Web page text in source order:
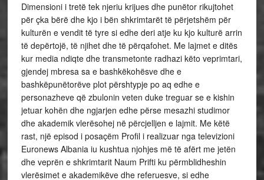
Dimensioni i tretë tek njeriu krijues dhe punëtor rikujtohet
për çka bërë dhe kjo i bën shkrimtarët të përjetshëm për
kulturën e vendit të tyre si edhe deri atje ku kjo kulturë arrin
të depërtojë, të njihet dhe të përqafohet. Me lajmet e ditës
kur media ndiqte dhe transmetonte radhazi këto veprimtari,
gjendej mbresa sa e bashkëkohësve dhe e
bashkëpunëtorëve plot përshtypje po aq edhe e
personazheve që zbulonin veten duke treguar se e kishin
jetuar kohën dhe ngjarjen edhe përse mesazhi studimor
dhe akademik vlerësohej në përcjelljen e lajmit. Me këtë
rast, një episod i posaçëm Profil i realizuar nga televizioni
Euronews Albania iu kushtua njohjes më të afërt me jetën
dhe veprën e shkrimtarit Naum Prifti ku përmblidheshin
vlerësimet e akademikëve dhe referuesve, si edhe